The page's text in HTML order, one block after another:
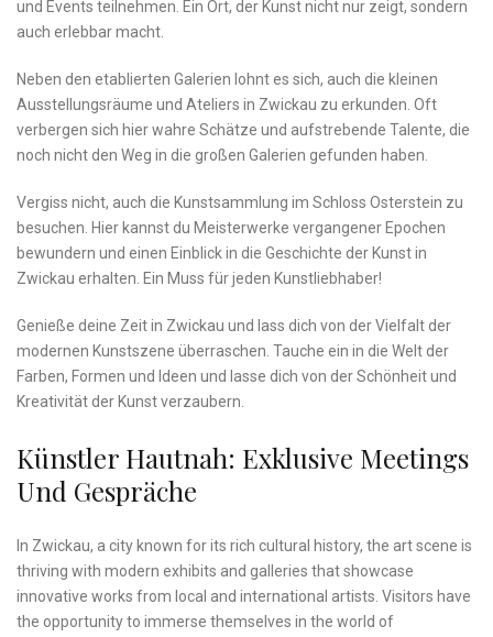
⁤und⁢ Events teilnehmen. ‌Ein Ort, der Kunst nicht nur zeigt, sondern
auch erlebbar macht.
Neben den etablierten Galerien lohnt es sich,⁤ auch die kleinen
Ausstellungsräume und Ateliers in Zwickau zu erkunden. Oft
verbergen sich hier wahre Schätze und aufstrebende Talente, ​die
noch nicht⁤ den Weg in die großen Galerien gefunden haben.
Vergiss nicht, auch die ‍Kunstsammlung im Schloss ⁤Osterstein zu
besuchen. Hier⁢ kannst du Meisterwerke vergangener ‌Epochen
bewundern und einen Einblick ​in die ‍Geschichte der Kunst in
Zwickau erhalten. Ein Muss für jeden Kunstliebhaber!
Genieße deine Zeit⁢ in Zwickau und lass⁣ dich von ⁢der Vielfalt der
modernen Kunstszene überraschen. Tauche⁤ ein in die Welt der
Farben, Formen und⁤ Ideen⁢ und ⁢lasse dich von der Schönheit ​und
Kreativität der Kunst verzaubern.
Künstler Hautnah: Exklusive Meetings
Und Gespräche
In Zwickau, a city ⁣known for its rich cultural history, the art scene is⁤
thriving with modern exhibits ⁣and galleries that⁢ showcase
innovative works from local and international artists. Visitors have
the opportunity to immerse themselves in ⁢the⁤ world​ of